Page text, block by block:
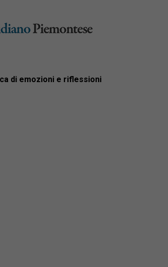
di emozioni e riflessioni